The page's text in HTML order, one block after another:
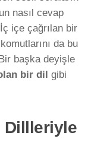
nasıl cevap
içe çağrılan bir
da bu
başka deyişle
bir dil gibi
Dillleriyle